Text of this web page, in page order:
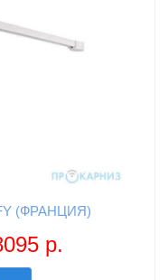
(ФРАНЦИЯ)
р.